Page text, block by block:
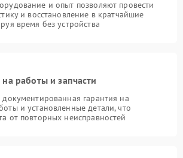
и опыт позволяют провести
и восстановление в кратчайшие
время без устройства
на работы и запчасти
документированная гарантия на
и установленные детали, что
от повторных неисправностей